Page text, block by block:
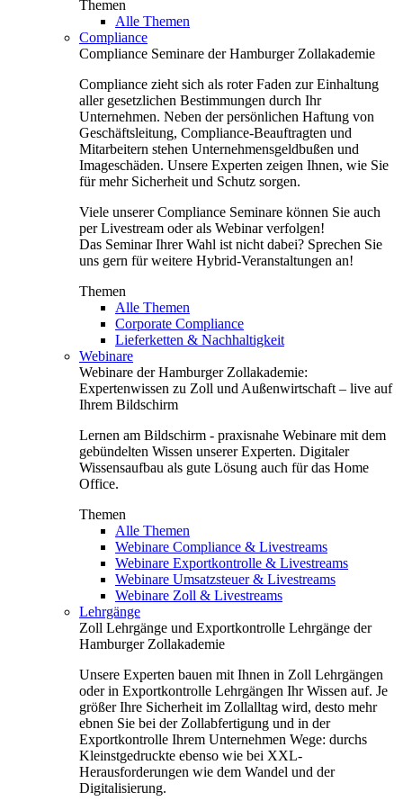
Themen
Alle Themen
Compliance
Compliance Seminare der Hamburger Zollakademie
Compliance zieht sich als roter Faden zur Einhaltung
aller gesetzlichen Bestimmungen durch Ihr
Unternehmen. Neben der persönlichen Haftung von
Geschäftsleitung, Compliance-Beauftragten und
Mitarbeitern stehen Unternehmensgeldbußen und
Imageschäden. Unsere Experten zeigen Ihnen, wie Sie
für mehr Sicherheit und Schutz sorgen.
Viele unserer Compliance Seminare können Sie auch
per Livestream oder als Webinar verfolgen!
Das Seminar Ihrer Wahl ist nicht dabei? Sprechen Sie
uns gern für weitere Hybrid-Veranstaltungen an!
Themen
Alle Themen
Corporate Compliance
Lieferketten & Nachhaltigkeit
Webinare
Webinare der Hamburger Zollakademie:
Expertenwissen zu Zoll und Außenwirtschaft – live auf
Ihrem Bildschirm
Lernen am Bildschirm - praxisnahe Webinare mit dem
gebündelten Wissen unserer Experten. Digitaler
Wissensaufbau als gute Lösung auch für das Home
Office.
Themen
Alle Themen
Webinare Compliance & Livestreams
Webinare Exportkontrolle & Livestreams
Webinare Umsatzsteuer & Livestreams
Webinare Zoll & Livestreams
Lehrgänge
Zoll Lehrgänge und Exportkontrolle Lehrgänge der
Hamburger Zollakademie
Unsere Experten bauen mit Ihnen in Zoll Lehrgängen
oder in Exportkontrolle Lehrgängen Ihr Wissen auf. Je
größer Ihre Sicherheit im Zollalltag wird, desto mehr
ebnen Sie bei der Zollabfertigung und in der
Exportkontrolle Ihrem Unternehmen Wege: durchs
Kleinstgedruckte ebenso wie bei XXL-
Herausforderungen wie dem Wandel und der
Digitalisierung.